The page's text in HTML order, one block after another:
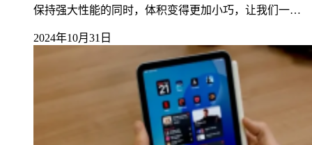
保持强大性能的同时，体积变得更加小巧，让我们一…
2024年10月31日